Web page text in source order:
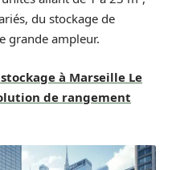
du stockage de
grande ampleur.
à Marseille Le
de rangement